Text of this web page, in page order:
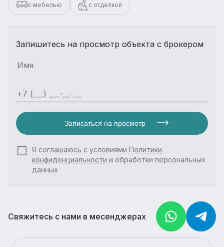
с мебелью с отделкой
Запишитесь на просмотр объекта с брокером
Записаться на просмотр
Я соглашаюсь с условиями Политики
конфиденциальности и обработки персональных
данных
Свяжитесь с нами в месенджерах